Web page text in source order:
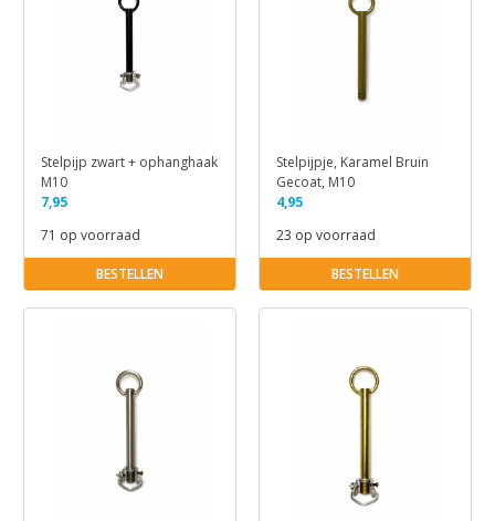
Stelpijp zwart + ophanghaak
M10
7,95
71 op voorraad
BESTELLEN
Stelpijpje, Karamel Bruin
Gecoat, M10
4,95
23 op voorraad
BESTELLEN